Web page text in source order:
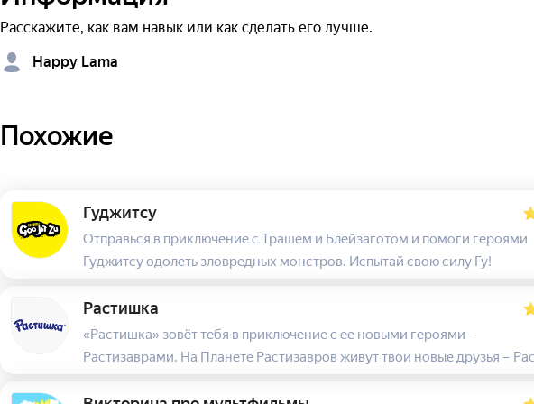
Расскажите, как вам навык или как сделать его лучше.
Happy Lama
Похожие
Гуджитсу
Отправься в приключение с Трашем и Блейзаготом и помоги героями
Гуджитсу одолеть зловредных монстров. Испытай свою силу Гу!
Растишка
«Растишка» зовёт тебя в приключение с ее новыми героями -
Растизаврами. На Планете Растизавров живут твои новые друзья –